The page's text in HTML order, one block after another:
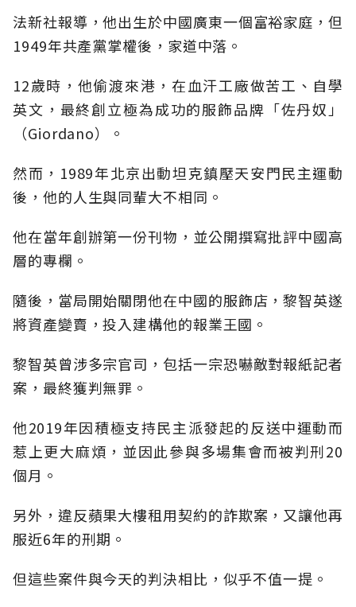
法新社報導，他出生於中國廣東一個富裕家庭，但
1949年共產黨掌權後，家道中落。
12歲時，他偷渡來港，在血汗工廠做苦工、自學
英文，最終創立極為成功的服飾品牌「佐丹奴」
（Giordano）。
然而，1989年北京出動坦克鎮壓天安門民主運動
後，他的人生與同輩大不相同。
他在當年創辦第一份刊物，並公開撰寫批評中國高
層的專欄。
隨後，當局開始關閉他在中國的服飾店，黎智英遂
將資產變賣，投入建構他的報業王國。
黎智英曾涉多宗官司，包括一宗恐嚇敵對報紙記者
案，最終獲判無罪。
他2019年因積極支持民主派發起的反送中運動而
惹上更大麻煩，並因此參與多場集會而被判刑20
個月。
另外，違反蘋果大樓租用契約的詐欺案，又讓他再
服近6年的刑期。
但這些案件與今天的判決相比，似乎不值一提。